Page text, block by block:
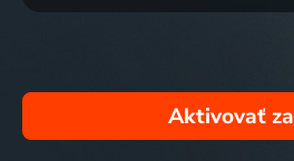
Aktivovať za